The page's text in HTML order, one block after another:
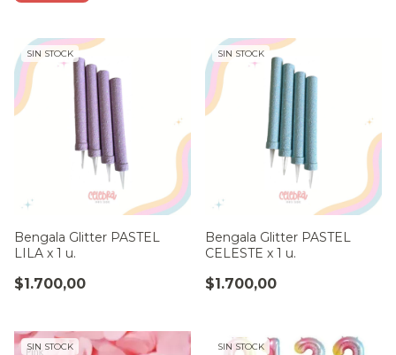
SIN STOCK
Bengala Glitter PASTEL
LILA x 1 u.
$1.700,00
SIN STOCK
Bengala Glitter PASTEL
CELESTE x 1 u.
$1.700,00
SIN STOCK SIN STOCK